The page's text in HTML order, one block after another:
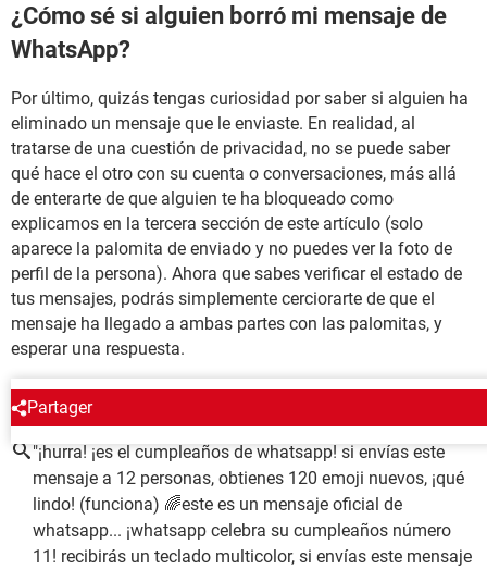
¿Cómo sé si alguien borró mi mensaje de
WhatsApp?
Por último, quizás tengas curiosidad por saber si alguien ha
eliminado un mensaje que le enviaste. En realidad, al
tratarse de una cuestión de privacidad, no se puede saber
qué hace el otro con su cuenta o conversaciones, más allá
de enterarte de que alguien te ha bloqueado como
explicamos en la tercera sección de este artículo (solo
aparece la palomita de enviado y no puedes ver la foto de
perfil de la persona). Ahora que sabes verificar el estado de
tus mensajes, podrás simplemente cerciorarte de que el
mensaje ha llegado a ambas partes con las palomitas, y
esperar una respuesta.
Partager
ALREDEDOR DEL MISMO TEMA
"¡hurra! ¡es el cumpleaños de whatsapp! si envías este
mensaje a 12 personas, obtienes 120 emoji nuevos, ¡qué
lindo! (funciona) 🌈este es un mensaje oficial de
whatsapp... ¡whatsapp celebra su cumpleaños número
11! recibirás un teclado multicolor, si envías este mensaje